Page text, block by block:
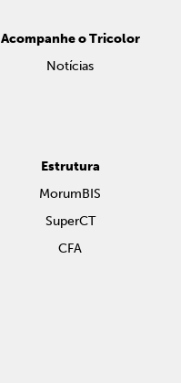
Acompanhe o Tricolor
Notícias
Estrutura
MorumBIS
SuperCT
CFA